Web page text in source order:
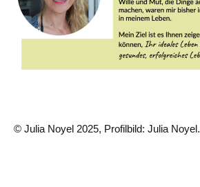
© Julia Noyel 2025, Profilbild: Julia Noyel.